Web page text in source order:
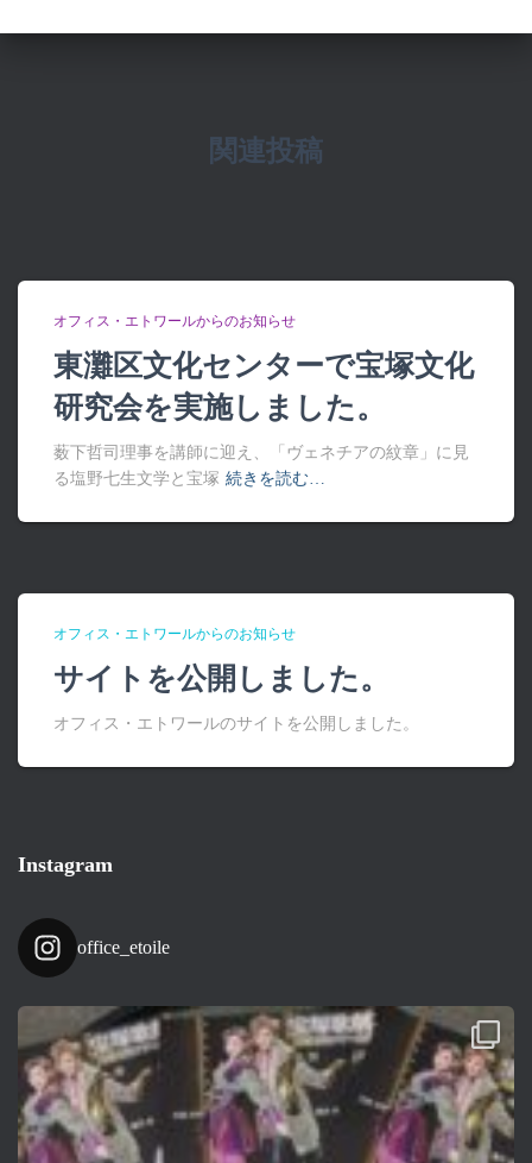
関連投稿
オフィス・エトワールからのお知らせ
東灘区文化センターで宝塚文化
研究会を実施しました。
薮下哲司理事を講師に迎え、「ヴェネチアの紋章」に見
る塩野七生文学と宝塚 続きを読む…
オフィス・エトワールからのお知らせ
サイトを公開しました。
オフィス・エトワールのサイトを公開しました。
Instagram
office_etoile